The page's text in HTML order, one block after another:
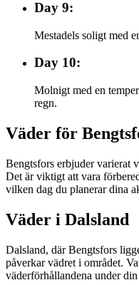
Day 9:
Mestadels soligt med
Day 10:
Molnigt med en
regn.
Väder för
Bengtsfors erbjuder varierat
Det är viktigt att vara
vilken dag du planerar dina
Väder i Dalsland
Dalsland, där Bengtsfors
påverkar vädret i området.
väderförhållandena under